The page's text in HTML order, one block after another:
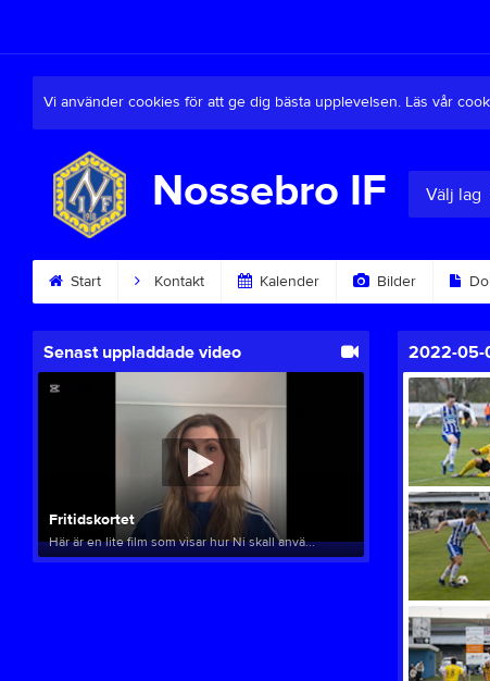
Vi använder cookies för att ge dig bästa upplevelsen. Läs vår
Nossebro IF Välj lag
Start Kontakt Kalender Bilder
Senast uppladdade video
Fritidskortet
Här är en lite film som visar hur Ni skall anvä...
2022-05-